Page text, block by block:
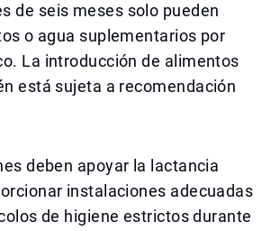
de seis meses solo pueden
o agua suplementarios por
La introducción de alimentos
está sujeta a recomendación
deben apoyar la lactancia
instalaciones adecuadas
de higiene estrictos durante